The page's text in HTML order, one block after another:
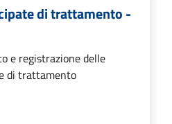
di trattamento -
e registrazione delle
di trattamento